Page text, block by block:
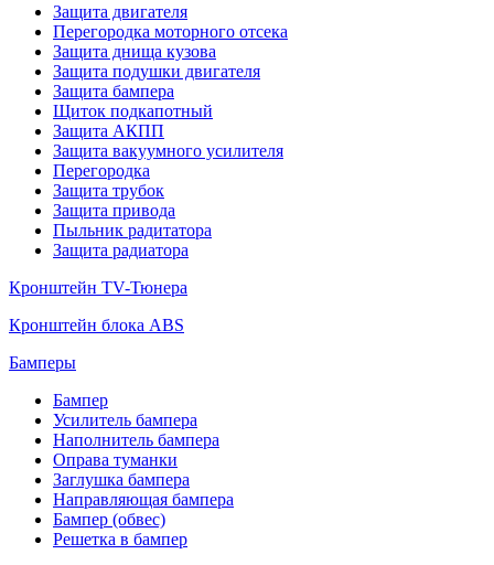
Защита двигателя
Перегородка моторного отсека
Защита днища кузова
Защита подушки двигателя
Защита бампера
Щиток подкапотный
Защита АКПП
Защита вакуумного усилителя
Перегородка
Защита трубок
Защита привода
Пыльник радитатора
Защита радиатора
Кронштейн TV-Тюнера
Кронштейн блока ABS
Бамперы
Бампер
Усилитель бампера
Наполнитель бампера
Оправа туманки
Заглушка бампера
Направляющая бампера
Бампер (обвес)
Решетка в бампер